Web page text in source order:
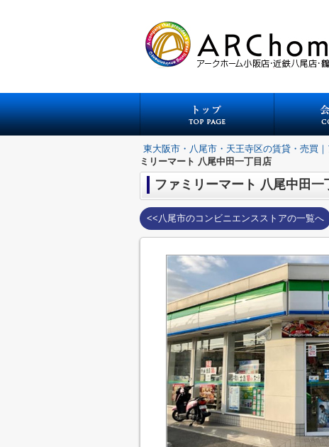
東大阪市・八尾市・天王寺区の賃貸・売買
ミリーマート 八尾中田一丁目店
ファミリーマート 八尾中田一
<<八尾市のコンビニエンスストアの一覧へ